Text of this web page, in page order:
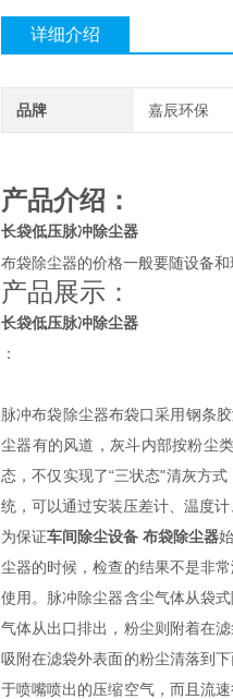
详细介绍
品牌 嘉辰环保
产品介绍：
长袋低压脉冲除尘器
布袋除尘器的价格一般要随设备
产品展示：
长袋低压脉冲除尘器
：
脉冲布袋除尘器布袋口采用钢条
尘器有的风道，灰斗内部按粉尘
态，不仅实现了“三状态"清灰方
统，可以通过安装压差计、温度
为保证车间除尘设备 布袋除尘器
尘器的时候，检查的结果不是非
使用。脉冲除尘器含尘气体从袋
气体从出口排出，粉尘则附着在
吸附在滤袋外表面的粉尘清落到
于喷嘴喷出的压缩空气，而且流